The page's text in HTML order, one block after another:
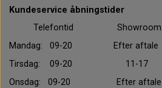
Kundeservice åbningstider
Telefontid Showroom
Mandag: 09-20 Efter aftale
Tirsdag: 09-20 11-17
Onsdag: 09-20 Efter aftale